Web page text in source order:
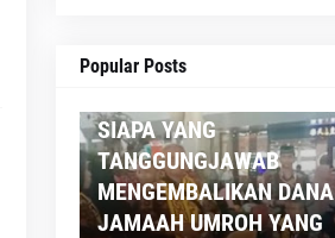
Popular Posts
SIAPA YANG
TANGGUNGJAWAB
MENGEMBALIKAN DANA
JAMAAH UMROH YANG